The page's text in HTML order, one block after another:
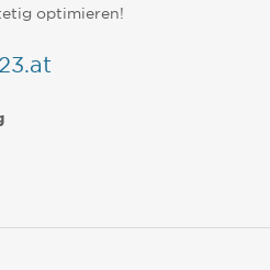
optimieren!